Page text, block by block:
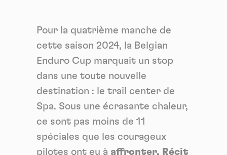
Pour la quatrième manche de
cette saison 2024, la Belgian
Enduro Cup marquait un stop
dans une toute nouvelle
destination : le trail center de
Spa. Sous une écrasante chaleur,
ce sont pas moins de 11
spéciales que les courageux
pilotes ont eu à affronter. Récit